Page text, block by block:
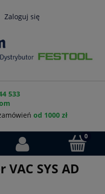
Zaloguj się
533
od 1000 zł
VAC SYS AD